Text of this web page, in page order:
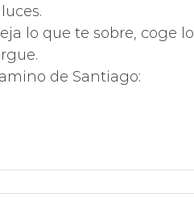
lo que te sobre, coge lo
de Santiago: